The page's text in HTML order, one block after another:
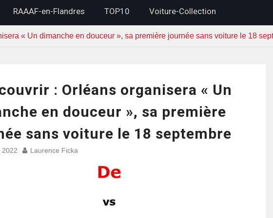
RAAAF-en-Flandres TOP10 Voiture-Collection
« Un dimanche en douceur », sa première journée sans voiture le 18
: Orléans organisera « Un
en douceur », sa première
sans voiture le 18 septembre
2022 Laurence Ficka